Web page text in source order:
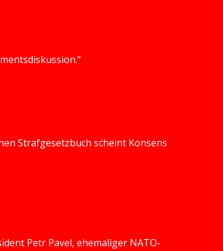
Strafgesetzbuch scheint Konsens
Petr Pavel, ehemaliger NATO-